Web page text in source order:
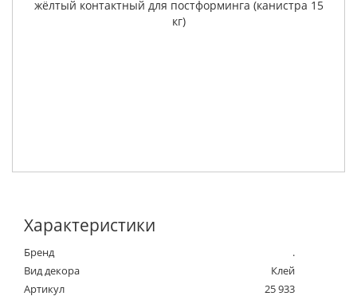
Характеристики
Бренд
.
Вид декора
Клей
Артикул
25 933